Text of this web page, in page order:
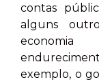
contas
alguns
exemplo, o